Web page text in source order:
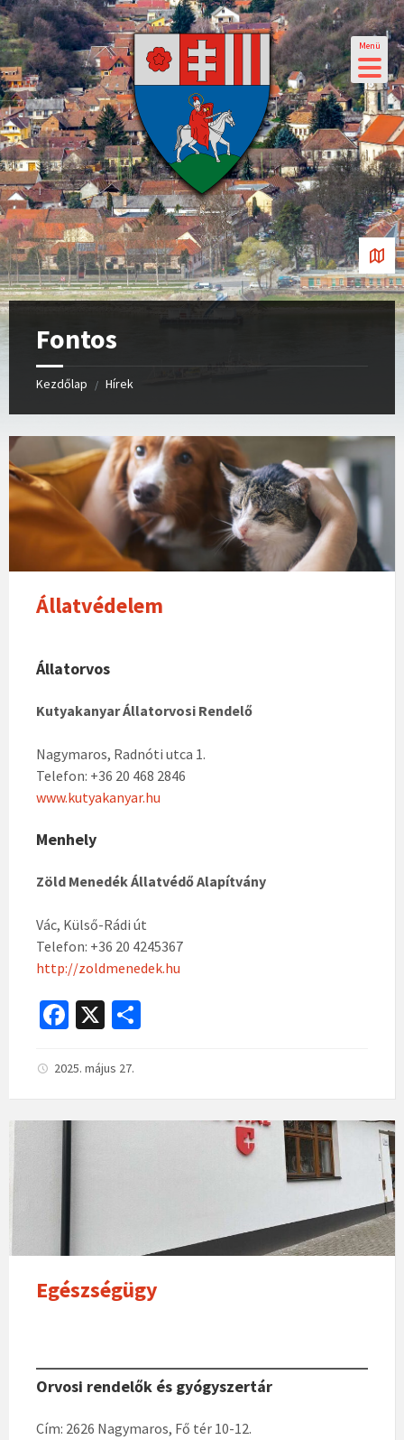
Menü
Fontos
Kezdőlap / Hírek
Állatvédelem
Állatorvos
Kutyakanyar Állatorvosi Rendelő
Nagymaros, Radnóti utca 1.
Telefon: +36 20 468 2846
www.kutyakanyar.hu
Menhely
Zöld Menedék Állatvédő Alapítvány
Vác, Külső-Rádi út
Telefon: +36 20 4245367
http://zoldmenedek.hu
Fa
b
o
o
k
X
m
eg
2025. május 27.
Egészségügy
Orvosi rendelők és gyógyszertár
Cím: 2626 Nagymaros, Fő tér 10-12.